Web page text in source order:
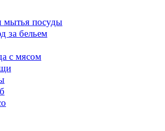
мытья посуды
за бельем
с мясом